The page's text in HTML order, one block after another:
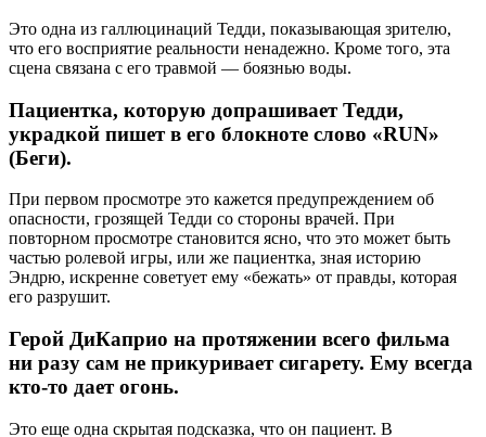
Это одна из галлюцинаций Тедди, показывающая зрителю,
что его восприятие реальности ненадежно. Кроме того, эта
сцена связана с его травмой — боязнью воды.
Пациентка, которую допрашивает Тедди,
украдкой пишет в его блокноте слово «RUN»
(Беги).
При первом просмотре это кажется предупреждением об
опасности, грозящей Тедди со стороны врачей. При
повторном просмотре становится ясно, что это может быть
частью ролевой игры, или же пациентка, зная историю
Эндрю, искренне советует ему «бежать» от правды, которая
его разрушит.
Герой ДиКаприо на протяжении всего фильма
ни разу сам не прикуривает сигарету. Ему всегда
кто-то дает огонь.
Это еще одна скрытая подсказка, что он пациент. В